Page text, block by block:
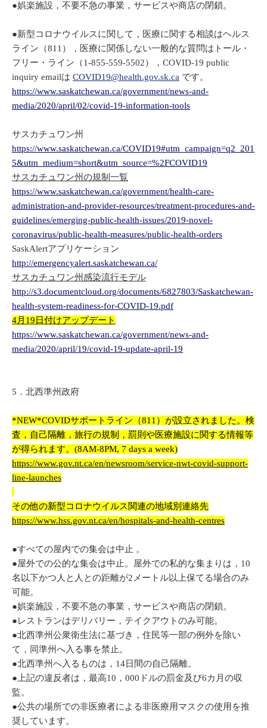
●娯楽施設，不要不急の事業，サービスや商店の閉鎖。
●新型コロナウイルスに関して，医療に関する相談はヘルス
ライン（811），医療に関係しない一般的な質問はトール・
フリー・ライン（1-855-559-5502），COVID-19 public
inquiry emailは COVID19@health.gov.sk.ca です。
https://www.saskatchewan.ca/government/news-and-
media/2020/april/02/covid-19-information-tools
サスカチュワン州
https://www.saskatchewan.ca/COVID19#utm_campaign=q2_201
5&utm_medium=short&utm_source=%2FCOVID19
サスカチュワン州の規制一覧
https://www.saskatchewan.ca/government/health-care-
administration-and-provider-resources/treatment-procedures-and-
guidelines/emerging-public-health-issues/2019-novel-
coronavirus/public-health-measures/public-health-orders
SaskAlertアプリケーション
http://emergencyalert.saskatchewan.ca/
サスカチュワン州感染流行モデル
http://s3.documentcloud.org/documents/6827803/Saskatchewan-
health-system-readiness-for-COVID-19.pdf
4月19日付けアップデート
https://www.saskatchewan.ca/government/news-and-
media/2020/april/19/covid-19-update-april-19
5．北西準州政府
*NEW*COVIDサポートライン（811）が設立されました。検
査，自己隔離，旅行の規制，罰則や医療施設に関する情報等
が得られます。(8AM-8PM, 7 days a week)
https://www.gov.nt.ca/en/newsroom/service-nwt-covid-support-
line-launches
その他の新型コロナウイルス関連の地域別連絡先
https://www.hss.gov.nt.ca/en/hospitals-and-health-centres
●すべての屋内での集会は中止 。
●屋外での公的な集会は中止。屋外での私的な集まりは，10
名以下かつ人と人との距離が2メートル以上保てる場合のみ
可能。
●娯楽施設，不要不急の事業，サービスや商店の閉鎖。
●レストランはデリバリー，テイクアウトのみ可能。
●北西準州公衆衛生法に基づき，住民等一部の例外を除い
て，同準州へ入る事を禁止。
●北西準州へ入るものは，14日間の自己隔離。
●上記の違反者は，最高10，000ドルの罰金及び6カ月の収
監。
●公共の場所での非医療者による非医療用マスクの使用を推
奨しています。